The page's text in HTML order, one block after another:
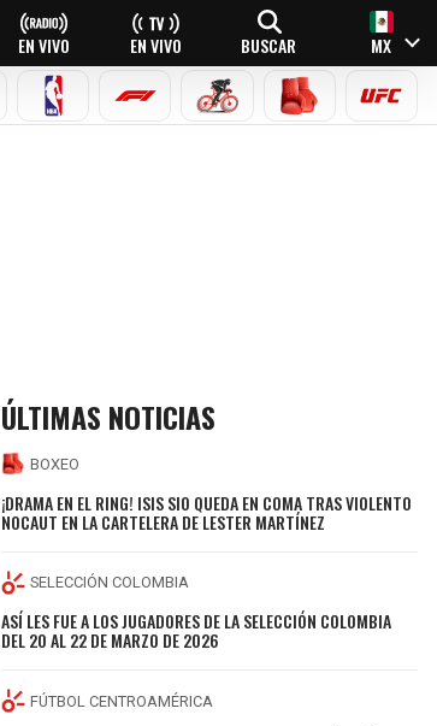
EN VIVO EN VIVO BUSCAR MX
NBA FÓRMULA 1CICLISMOBOXEO UFC
ÚLTIMAS NOTICIAS
BOXEO
¡DRAMA EN EL RING! ISIS SIO QUEDA EN COMA TRAS VIOLENTO
NOCAUT EN LA CARTELERA DE LESTER MARTÍNEZ
SELECCIÓN COLOMBIA
ASÍ LES FUE A LOS JUGADORES DE LA SELECCIÓN COLOMBIA
DEL 20 AL 22 DE MARZO DE 2026
FÚTBOL CENTROAMÉRICA